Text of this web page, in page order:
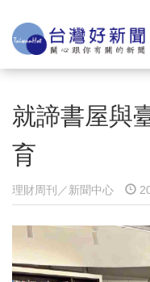
就諦書屋與
育
理財周刊／新聞中心